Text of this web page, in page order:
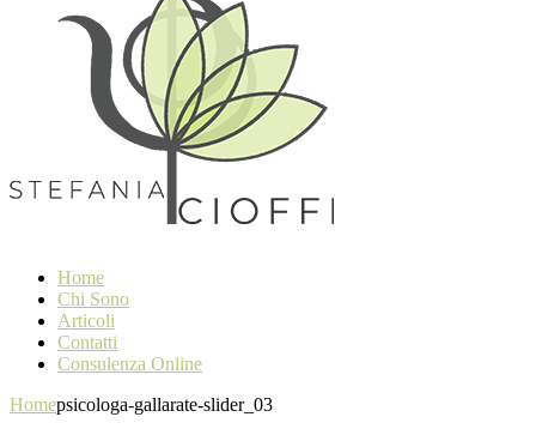
Home
Chi Sono
Articoli
Contatti
Consulenza Online
Homepsicologa-gallarate-slider_03